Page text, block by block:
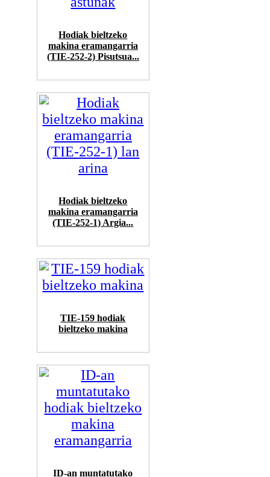
Hodiak bieltzeko
makina eramangarria
(TIE-252-2) Pisutsua...
Hodiak bieltzeko
makina eramangarria
(TIE-252-1) Argia...
TIE-159 hodiak
bieltzeko makina
ID-an muntatutako